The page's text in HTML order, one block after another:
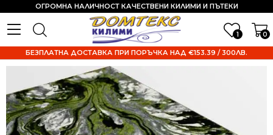
1 0
ОГРОМНА НАЛИЧНОСТ КАЧЕСТВЕНИ КИЛИМИ И ПЪТЕКИ
БЕЗПЛАТНА ДОСТАВКА ПРИ ПОРЪЧКА НАД €153.39 / 300ЛВ.